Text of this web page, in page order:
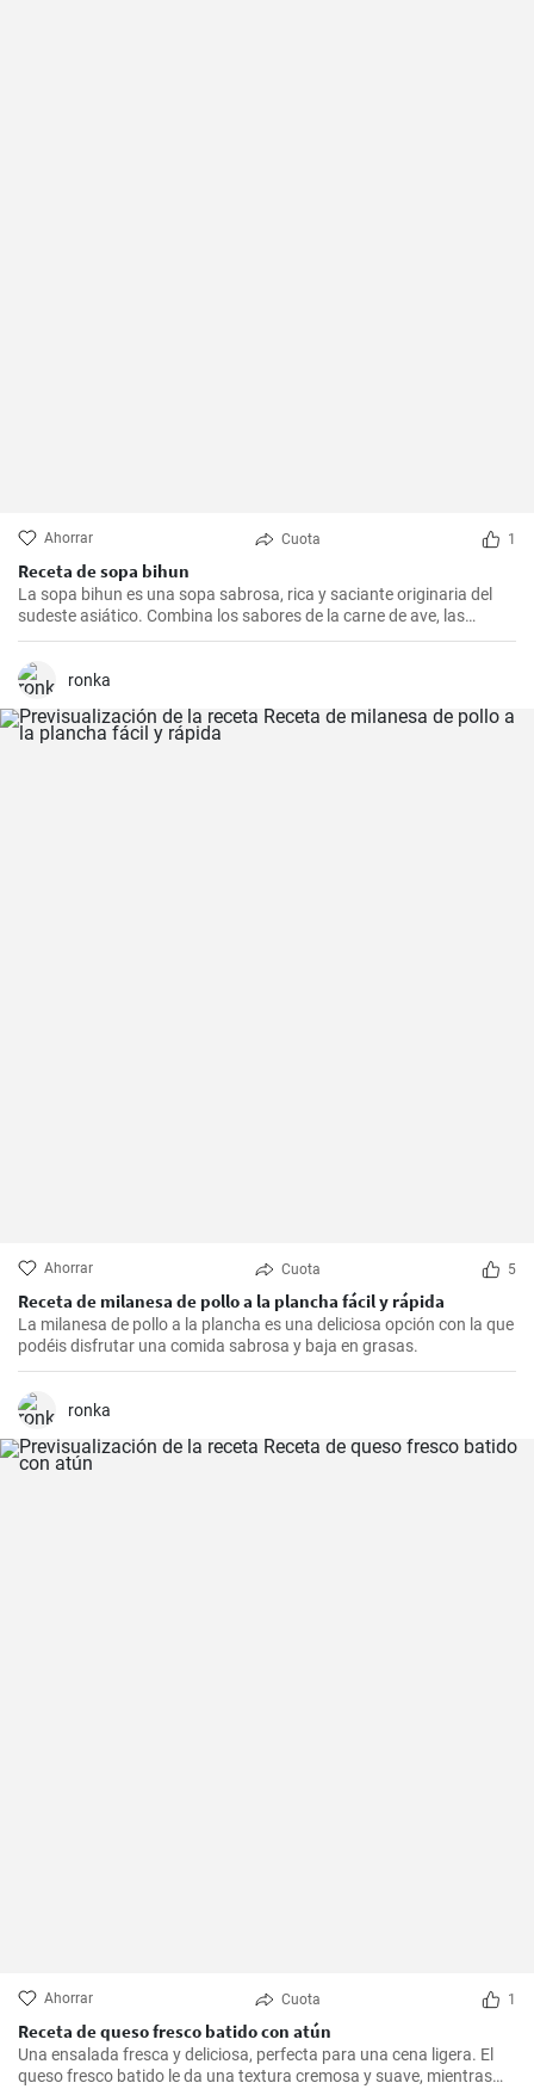
Ahorrar Cuota 1
Receta de sopa bihun
La sopa bihun es una sopa sabrosa, rica y saciante originaria del
sudeste asiático. Combina los sabores de la carne de ave, las
verduras y los fideos de arroz en una sola olla. En casa la
preparamos todas las semanas.
ronka
Ahorrar Cuota 5
Receta de milanesa de pollo a la plancha fácil y rápida
La milanesa de pollo a la plancha es una deliciosa opción con la que
podéis disfrutar una comida sabrosa y baja en grasas.
ronka
Ahorrar Cuota 1
Receta de queso fresco batido con atún
Una ensalada fresca y deliciosa, perfecta para una cena ligera. El
queso fresco batido le da una textura cremosa y suave, mientras